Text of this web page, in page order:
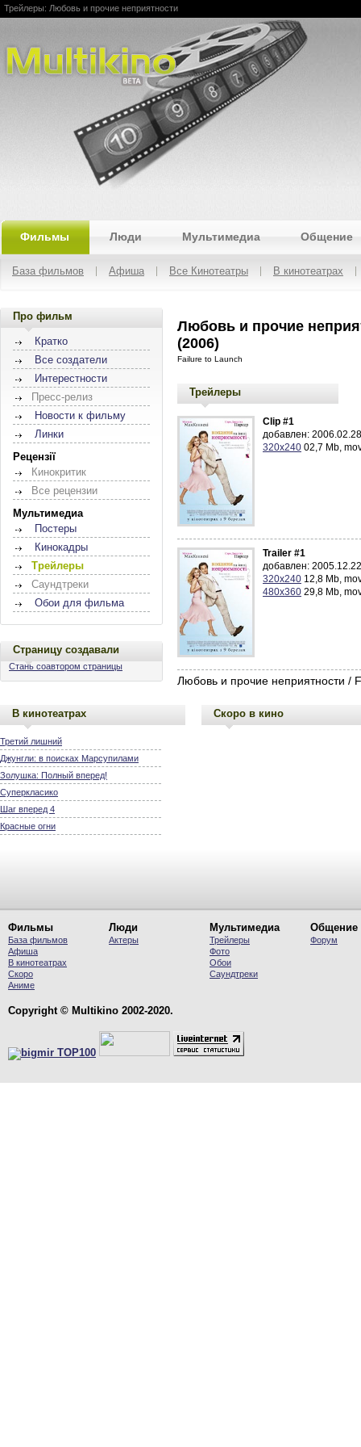
Multikino
Трейлеры: Любовь и прочие неприятности
Фильмы Люди Мультимедиа Общение
База фильмов Афиша Все Кинотеатры В кинотеатрах
Про фильм
Кратко
Все создатели
Интерестности
Пресс-релиз
Новости к фильму
Линки
Рецензії
Кинокритик
Все рецензии
Мультимедиа
Постеры
Кинокадры
Трейлеры
Саундтреки
Обои для фильма
Страницу создавали
Стань соавтором страницы
Любовь и прочие
(2006)
Failure to Launch
Трейлеры
Clip #1
добавлен:
320x240 02,7 Mb,
Trailer #1
добавлен:
320x240 12,8 Mb,
480x360 29,8 Mb,
Любовь и прочие неприятности /
В кинотеатрах
Третий лишний
Джунгли: в поисках Марсупилами
Золушка: Полный вперед!
Суперкласико
Шаг вперед 4
Красные огни
Скоро в кино
Фильмы
База фильмов
Афиша
В кинотеатрах
Скоро
Аниме
Люди
Актеры
Мультимедиа
Трейлеры
Фото
Обои
Саундтреки
Общение
Форум
Copyright © Multikino 2002-2020.